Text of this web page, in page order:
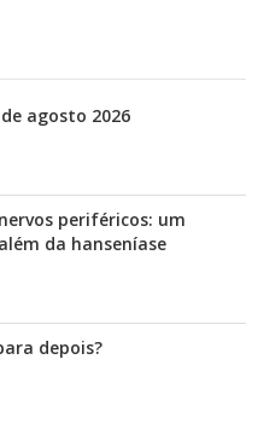
agosto 2026
periféricos: um
da hanseníase
depois?